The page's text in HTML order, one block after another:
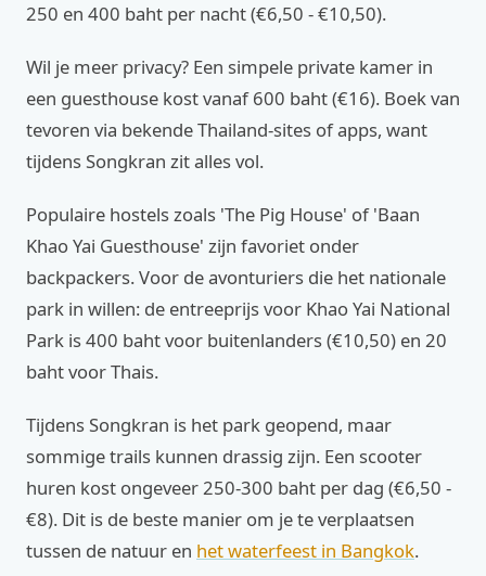
250 en 400 baht per nacht (€6,50 - €10,50).
Wil je meer privacy? Een simpele private kamer in
een guesthouse kost vanaf 600 baht (€16). Boek van
tevoren via bekende Thailand-sites of apps, want
tijdens Songkran zit alles vol.
Populaire hostels zoals 'The Pig House' of 'Baan
Khao Yai Guesthouse' zijn favoriet onder
backpackers. Voor de avonturiers die het nationale
park in willen: de entreeprijs voor Khao Yai National
Park is 400 baht voor buitenlanders (€10,50) en 20
baht voor Thais.
Tijdens Songkran is het park geopend, maar
sommige trails kunnen drassig zijn. Een scooter
huren kost ongeveer 250-300 baht per dag (€6,50 -
€8). Dit is de beste manier om je te verplaatsen
tussen de natuur en het waterfeest in Bangkok.